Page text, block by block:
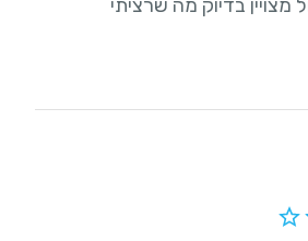
מצויין בדיוק מה שרציתי